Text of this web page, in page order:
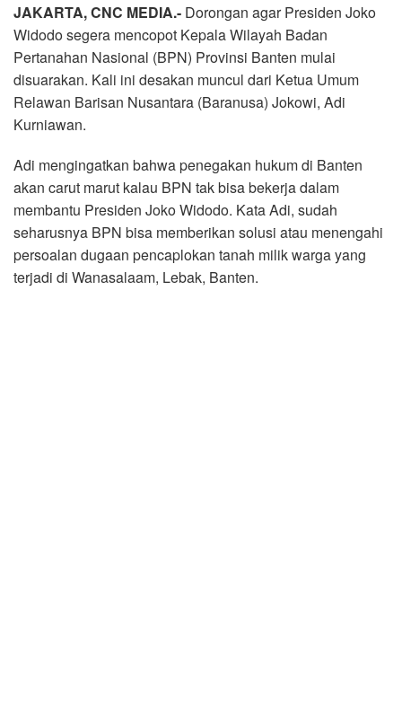
JAKARTA, CNC MEDIA.- Dorongan agar Presiden Joko
Widodo segera mencopot Kepala Wilayah Badan
Pertanahan Nasional (BPN) Provinsi Banten mulai
disuarakan. Kali ini desakan muncul dari Ketua Umum
Relawan Barisan Nusantara (Baranusa) Jokowi, Adi
Kurniawan.
Adi mengingatkan bahwa penegakan hukum di Banten
akan carut marut kalau BPN tak bisa bekerja dalam
membantu Presiden Joko Widodo. Kata Adi, sudah
seharusnya BPN bisa memberikan solusi atau menengahi
persoalan dugaan pencaplokan tanah milik warga yang
terjadi di Wanasalaam, Lebak, Banten.